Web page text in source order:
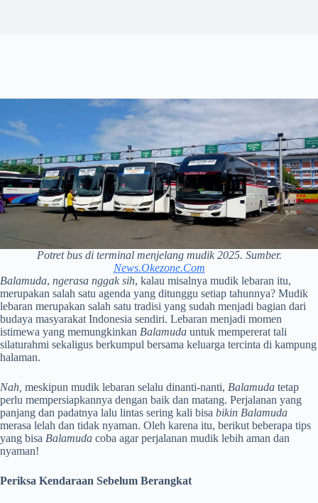
Potret bus di terminal menjelang mudik 2025. Sumber.
News.Okezone.Com
Balamuda, ngerasa nggak sih, kalau misalnya mudik lebaran itu,
merupakan salah satu agenda yang ditunggu setiap tahunnya? Mudik
lebaran merupakan salah satu tradisi yang sudah menjadi bagian dari
budaya masyarakat Indonesia sendiri. Lebaran menjadi momen
istimewa yang memungkinkan Balamuda untuk mempererat tali
silaturahmi sekaligus berkumpul bersama keluarga tercinta di kampung
halaman.
Nah, meskipun mudik lebaran selalu dinanti-nanti, Balamuda tetap
perlu mempersiapkannya dengan baik dan matang. Perjalanan yang
panjang dan padatnya lalu lintas sering kali bisa bikin Balamuda
merasa lelah dan tidak nyaman. Oleh karena itu, berikut beberapa tips
yang bisa Balamuda coba agar perjalanan mudik lebih aman dan
nyaman!
Periksa Kendaraan Sebelum Berangkat